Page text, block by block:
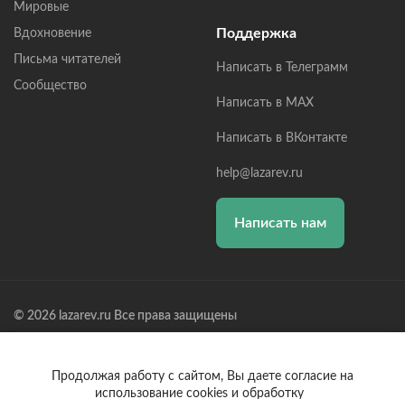
Мировые
Вдохновение
Письма читателей
Сообщество
Поддержка
Написать в Телеграмм
Написать в MAX
Написать в ВКонтакте
help@lazarev.ru
Написать нам
© 2026 lazarev.ru Все права защищены
Банк: ОАО "АЛЬФА-БАНК" БИК: 044525593, К/С:
30101810200000000593
Продолжая работу с сайтом, Вы даете согласие на
использование cookies и обработку